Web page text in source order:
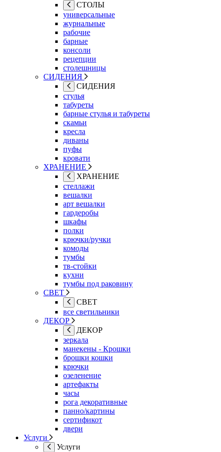
СТОЛЫ
универсальные
журнальные
рабочие
барные
консоли
рецепции
столешницы
СИДЕНИЯ
СИДЕНИЯ
стулья
табуреты
барные стулья и табуреты
скамьи
кресла
диваны
пуфы
кровати
ХРАНЕНИЕ
ХРАНЕНИЕ
стеллажи
вешалки
арт вешалки
гардеробы
шкафы
полки
крючки/ручки
комоды
тумбы
тв-стойки
кухни
тумбы под раковину
СВЕТ
СВЕТ
все светильники
ДЕКОР
ДЕКОР
зеркала
манекены - Крошки
брошки кошки
крючки
озеленение
артефакты
часы
рога декоративные
панно/картины
сертификот
двери
Услуги
Услуги